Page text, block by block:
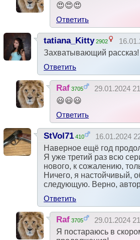
😍😍😍
Ответить
tatiana_Kitty 2902
Захватывающий рассказ!
Ответить
Raf 3705 29.01.2024
😃😃😃
Ответить
StVol71 410 16.01.2024
Наверное ещё год
Я уже третий раз всю
нового, к сожалению,
Ничего, я настойчивый,
следующую. Верно,
Ответить
Raf 3705 29.01.2024
Я постараюсь в